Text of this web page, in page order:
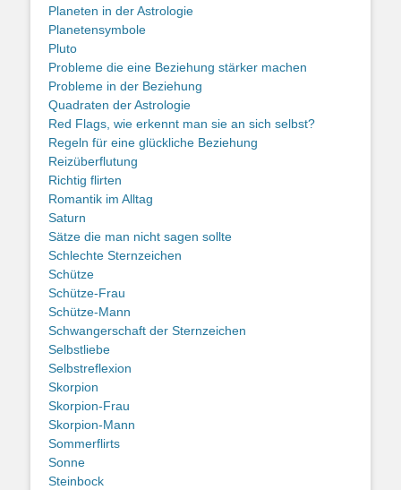
Planeten in der Astrologie
Planetensymbole
Pluto
Probleme die eine Beziehung stärker machen
Probleme in der Beziehung
Quadraten der Astrologie
Red Flags, wie erkennt man sie an sich selbst?
Regeln für eine glückliche Beziehung
Reizüberflutung
Richtig flirten
Romantik im Alltag
Saturn
Sätze die man nicht sagen sollte
Schlechte Sternzeichen
Schütze
Schütze-Frau
Schütze-Mann
Schwangerschaft der Sternzeichen
Selbstliebe
Selbstreflexion
Skorpion
Skorpion-Frau
Skorpion-Mann
Sommerflirts
Sonne
Steinbock